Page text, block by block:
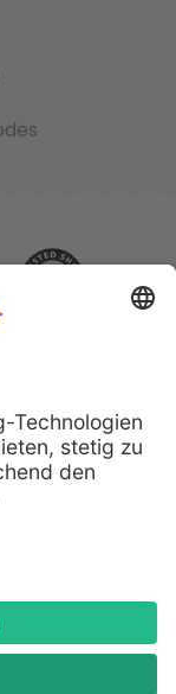
eingetragene
GmbH - Alle